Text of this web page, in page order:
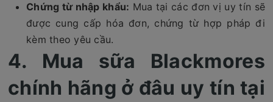
Chứng từ nhập khẩu: Mua tại các đơn vị uy tín sẽ
được cung cấp hóa đơn, chứng từ hợp pháp đi
kèm theo yêu cầu.
4. Mua sữa Blackmores
chính hãng ở đâu uy tín tại